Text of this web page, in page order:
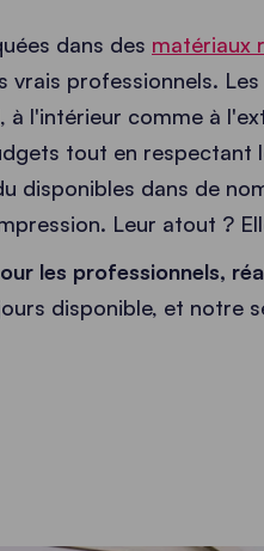
dans des matériaux
vrais professionnels.
à l'intérieur comme à
tout en respectant
disponibles dans de
Leur atout ?
les professionnels,
disponible, et notre